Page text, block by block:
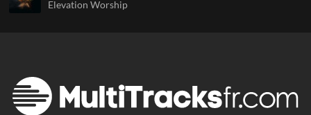
Elevation Worship